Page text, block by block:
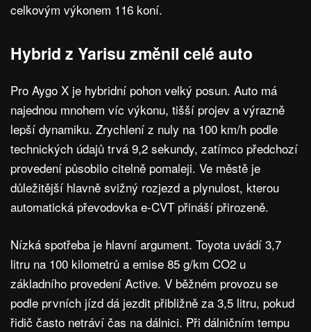
celkovým výkonem 116 koní.
Hybrid z Yarisu změnil celé auto
Pro Aygo X je hybridní pohon velký posun. Auto má
najednou mnohem víc výkonu, tišší projev a výrazně
lepší dynamiku. Zrychlení z nuly na 100 km/h podle
technických údajů trvá 9,2 sekundy, zatímco předchozí
provedení působilo citelně pomaleji. Ve městě je
důležitější hlavně svižný rozjezd a plynulost, kterou
automatická převodovka e-CVT přináší přirozeně.
Nízká spotřeba je hlavní argument. Toyota uvádí 3,7
litru na 100 kilometrů a emise 85 g/km CO2 u
základního provedení Active. V běžném provozu se
podle prvních jízd dá jezdit přibližně za 3,5 litru, pokud
řidič často netráví čas na dálnici. Při dálničním tempu